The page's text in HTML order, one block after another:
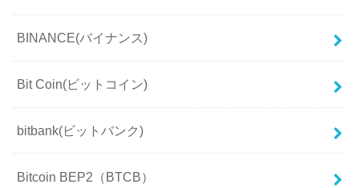
BINANCE(バイナンス)
Bit Coin(ビットコイン)
bitbank(ビットバンク)
Bitcoin BEP2（BTCB）